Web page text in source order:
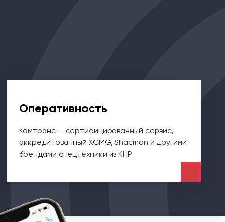
Оперативность
Комтранс — сертифицированный сервис,
аккредитованный XCMG, Shacman и другими
брендами спецтехники из КНР